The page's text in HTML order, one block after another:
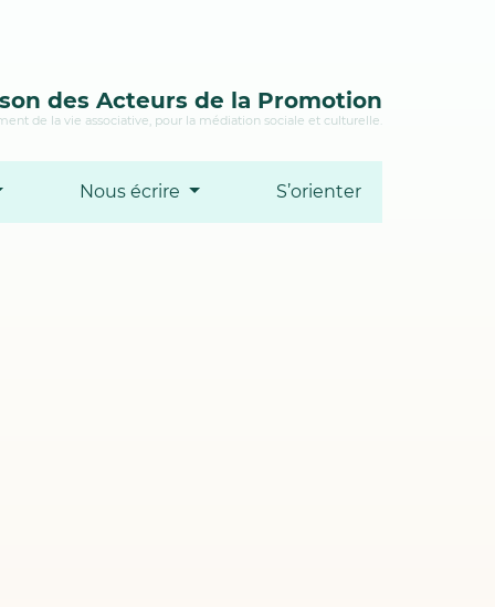
des Acteurs de la Promotion
de la vie associative, pour la médiation sociale et culturelle.
Nous écrire S’orienter